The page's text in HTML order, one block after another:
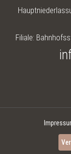
Filiale: